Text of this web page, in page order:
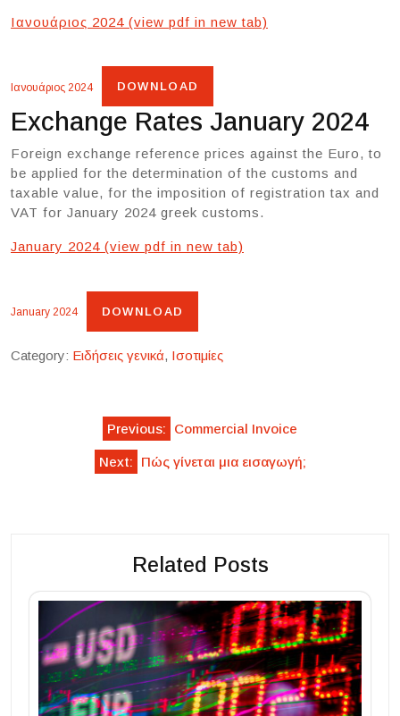
Ιανουάριος 2024 (view pdf in new tab)
Ιανουάριος 2024 DOWNLOAD
Exchange Rates January 2024
Foreign exchange reference prices against the Euro, to
be applied for the determination of the customs and
taxable value, for the imposition of registration tax and
VAT for January 2024 greek customs.
January 2024 (view pdf in new tab)
January 2024 DOWNLOAD
Category: Ειδήσεις γενικά, Ισοτιμίες
navigation
Previous: Commercial Invoice
Next: Πώς γίνεται μια εισαγωγή;
Related Posts